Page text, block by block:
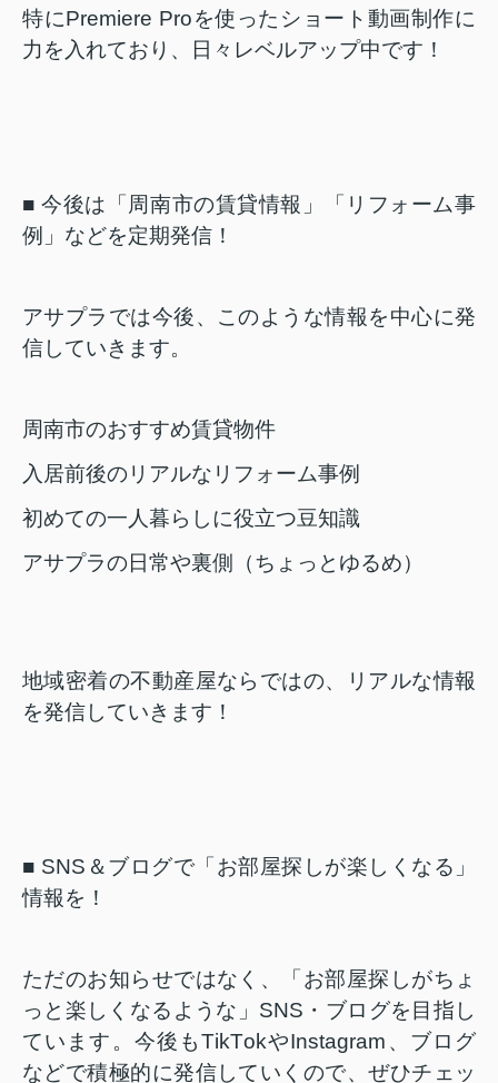
特にPremiere Proを使ったショート動画制作に
力を入れており、日々レベルアップ中です！
■今後は「周南市の賃貸情報」「リフォーム事
例」などを定期発信！
アサプラでは今後、このような情報を中心に発
信していきます。
周南市のおすすめ賃貸物件
入居前後のリアルなリフォーム事例
初めての一人暮らしに役立つ豆知識
アサプラの日常や裏側（ちょっとゆるめ）
地域密着の不動産屋ならではの、リアルな情報
を発信していきます！
■ SNS ＆ブログで「お部屋探しが楽しくなる」
情報を！
ただのお知らせではなく、「お部屋探しがちょ
っと楽しくなるような」 SNS ・ブログを目指し
ています。今後もTikTokやInstagram 、ブログ
などで積極的に発信していくので、ぜひチェッ